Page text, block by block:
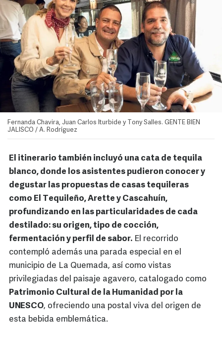
Fernanda Chavira, Juan Carlos Iturbide y Tony Salles. GENTE BIEN
JALISCO / A. Rodríguez
El itinerario también incluyó una cata de tequila
blanco, donde los asistentes pudieron conocer y
degustar las propuestas de casas tequileras
como El Tequileño, Arette y Cascahuín,
profundizando en las particularidades de cada
destilado: su origen, tipo de cocción,
fermentación y perfil de sabor. El recorrido
contempló además una parada especial en el
municipio de La Quemada, así como vistas
privilegiadas del paisaje agavero, catalogado como
Patrimonio Cultural de la Humanidad por la
UNESCO, ofreciendo una postal viva del origen de
esta bebida emblemática.